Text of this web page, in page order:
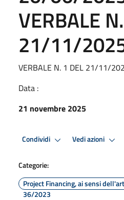
VERBALE
21/11/
VERBALE N. 1 DEL 21/11/
Data :
21 novembre 2025
Condividi Vedi azioni
Categorie:
Project Financing, ai sensi
36/2023